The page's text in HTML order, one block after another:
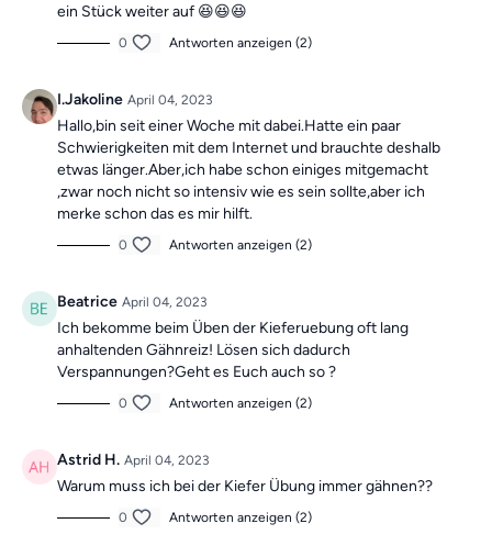
ein Stück weiter auf 😆😆😆
0 Antworten anzeigen (2)
I.Jakoline April 04, 2023
Hallo,bin seit einer Woche mit dabei.Hatte ein paar
Schwierigkeiten mit dem Internet und brauchte deshalb
etwas länger.Aber,ich habe schon einiges mitgemacht
,zwar noch nicht so intensiv wie es sein sollte,aber ich
merke schon das es mir hilft.
0 Antworten anzeigen (2)
Beatrice April 04, 2023
Ich bekomme beim Üben der Kieferuebung oft lang
anhaltenden Gähnreiz! Lösen sich dadurch
Verspannungen?Geht es Euch auch so ?
0 Antworten anzeigen (2)
Astrid H. April 04, 2023
Warum muss ich bei der Kiefer Übung immer gähnen??
0 Antworten anzeigen (2)